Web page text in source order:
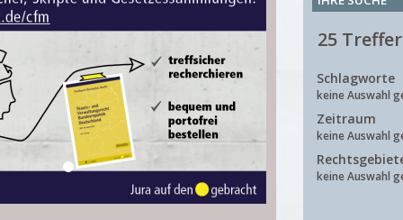
25 Treffer
Schlagworte
keine Auswahl
Zeitraum
keine Auswahl
keine Auswahl